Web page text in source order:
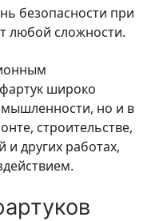
безопасности при
любой сложности.
широко
но и в
строительстве,
и других работах,